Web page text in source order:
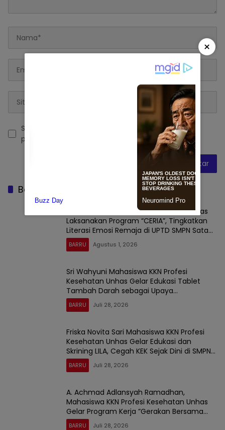
Simpan nama, email, dan situs web saya pada
peramban ini untuk komentar saya berikutnya.
Baca Juga
Mahasiswa KKN Profesi Kesehatan Unhas
Laksanakan Program “CERIA”, Tingkatkan
Literasi Emosi Remaja di UPTD SMPN Satap
9 Barru
BARRU Agustus 1, 2026
Sri Wahyuni Mahasiswa KKN Profesi
Kesehatan Unhas Gelar Edukasi Tablet
Tambah Darah sebagai Upaya
Pencegahan Stunting Sejak Dini di UPTD
SMP Negeri Satap 9 Barru
BARRU Juli 28, 2026
Friska Novita Sari Mahasiswa KKN Profesi
Kesehatan Unhas Gelar Edukasi dan
Skrining LILA, Cegah KEK Sejak Dini di SMPN
Satap 9 Barru
BARRU Juli 28, 2026
A. Achmad Adlansyah Ramadhan,
Mahasiswa KKN Profesi Kesehatan Unhas
Gelar Program Kerja ”Gerakan Bersama
Cuci Tangan Pintar”
BARRU Juli 28, 2026
×